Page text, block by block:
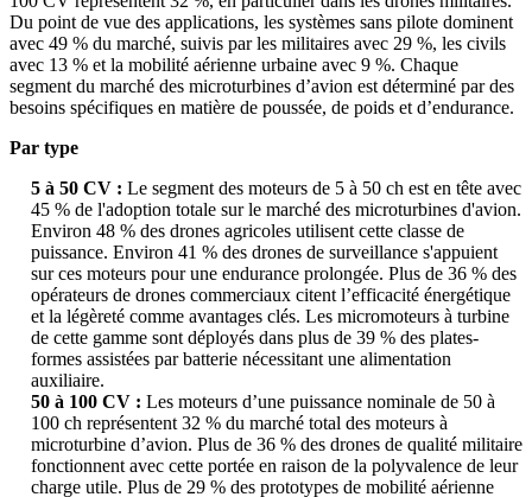
Du point de vue des applications, les systèmes sans pilote dominent
avec 49 % du marché, suivis par les militaires avec 29 %, les civils
avec 13 % et la mobilité aérienne urbaine avec 9 %. Chaque
segment du marché des microturbines d’avion est déterminé par des
besoins spécifiques en matière de poussée, de poids et d’endurance.
Par type
5 à 50 CV : Le segment des moteurs de 5 à 50 ch est en tête avec
45 % de l'adoption totale sur le marché des microturbines d'avion.
Environ 48 % des drones agricoles utilisent cette classe de
puissance. Environ 41 % des drones de surveillance s'appuient
sur ces moteurs pour une endurance prolongée. Plus de 36 % des
opérateurs de drones commerciaux citent l’efficacité énergétique
et la légèreté comme avantages clés. Les micromoteurs à turbine
de cette gamme sont déployés dans plus de 39 % des plates-
formes assistées par batterie nécessitant une alimentation
auxiliaire.
50 à 100 CV : Les moteurs d’une puissance nominale de 50 à
100 ch représentent 32 % du marché total des moteurs à
microturbine d’avion. Plus de 36 % des drones de qualité militaire
fonctionnent avec cette portée en raison de la polyvalence de leur
charge utile. Plus de 29 % des prototypes de mobilité aérienne